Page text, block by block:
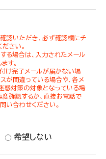
認いただき、必ず確認欄にチ
ださい。
する場合は、入力されたメール
す。
付け完了メールが届かない場
スが間違っている場合や、各メ
惑対策の対象となっている場
度確認するか、直接お電話で
い合わせください。
希望しない